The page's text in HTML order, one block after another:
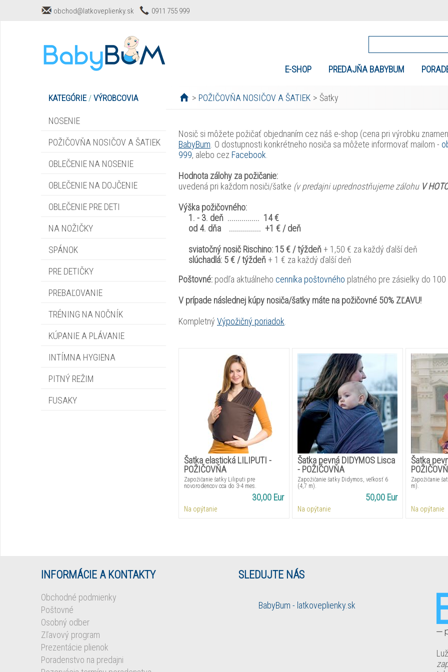
obchod@latkoveplienky.sk 0911 755 999
E-SHOP PREDAJŇA BABYBUM
KATEGÓRIE / VÝROBCOVIA
NOSENIE
POŽIČOVŇA NOSIČOV A ŠATIEK
OBLEČENIE NA NOSENIE
OBLEČENIE NA DOJČENIE
OBLEČENIE PRE DETI
NA NOŽIČKY
SPÁNOK
PRE DETIČKY
PREBAĽOVANIE
TRÉNING NA NOČNÍK
KÚPANIE A PLÁVANIE
INTÍMNA HYGIENA
PITNÝ REŽIM
FUSAKY
> POŽIČOVŇA NOSIČOV A ŠATIEK > Šatky
Nosič si môžete požičať objednaním cez náš e-shop (cena pri výrobku
BabyBum . O dostupnosti konkrétneho nosiča sa môžete informovať mailom -
999, alebo cez Facebook
Hodnota zálohy za požičanie:
uvedená pri každom nosiči/šatke (v predajni uprednostňujeme zálohu V
Výška požičovného:
1. - 3. deň ................ 14 €
od 4. dňa ................ +1 € / deň
sviatočný nosič Rischino: 15 € / týždeň + 1,50 € za každý ďalší deň
slúchadlá: 5 € / týždeň + 1 € za každý ďalší deň
Poštovné: podľa aktuálneho cenníka poštovného platného pre zásielky do 100
V prípade následnej kúpy nosiča/šatky máte na požičovné 50% ZĽAVU!
Kompletný Výpožičný poriadok
Šatka elastická LILIPUTI -
POŽIČOVŇA
Zapožičanie šatky Liliputi pre
novorodencov cca do 3-4 mes.
30,00 Eur
Na opýtanie
Šatka pevná DIDYMOS Lisca
- POŽIČOVŇA
Zapožičanie šatky Didymos, veľkosť 6
(4,7 m).
50,00 Eur
Na opýtanie
Šatka
Zapožičanie
m).
Na opýtanie
INFORMÁCIE A KONTAKTY
Obchodné podmienky
Poštovné
Osobný odber
Zľavový program
Prezentácie plienok
Poradenstvo na predajni
SLEDUJTE NÁS
BabyBum - latkoveplienky.sk